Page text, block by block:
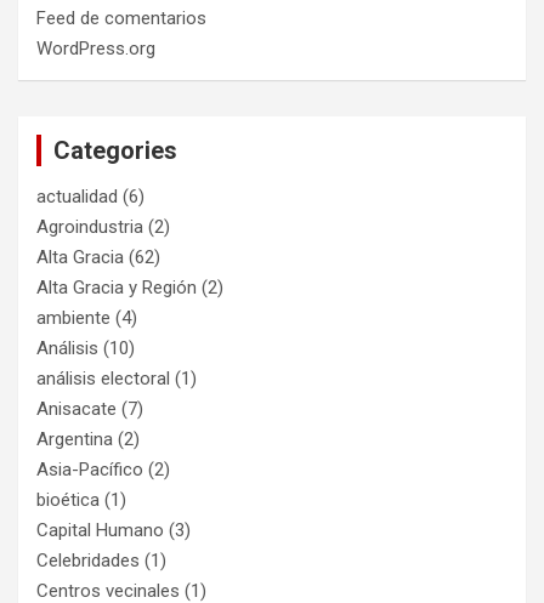
Feed de comentarios
WordPress.org
Categories
actualidad (6)
Agroindustria (2)
Alta Gracia (62)
Alta Gracia y Región (2)
ambiente (4)
Análisis (10)
análisis electoral (1)
Anisacate (7)
Argentina (2)
Asia-Pacífico (2)
bioética (1)
Capital Humano (3)
Celebridades (1)
Centros vecinales (1)